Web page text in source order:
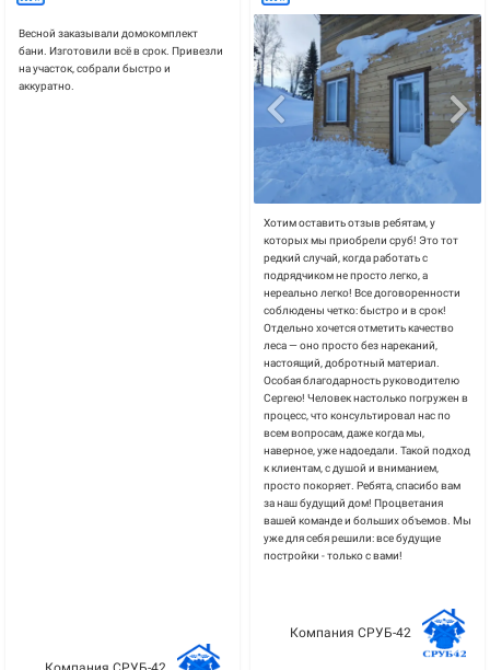
Весной заказывали домокомплект
бани. Изготовили всё в срок. Привезли
на участок, собрали быстро и
аккуратно.
Хотим оставить отзыв ребятам, у
которых мы приобрели сруб! Это тот
редкий случай, когда работать с
подрядчиком не просто легко, а
нереально легко! Все договоренности
соблюдены четко: быстро и в срок!
Отдельно хочется отметить качество
леса — оно просто без нареканий,
настоящий, добротный материал.
Особая благодарность руководителю
Сергею! Человек настолько погружен в
процесс, что консультировал нас по
всем вопросам, даже когда мы,
наверное, уже надоедали. Такой подход
к клиентам, с душой и вниманием,
просто покоряет. Ребята, спасибо вам
за наш будущий дом! Процветания
вашей команде и больших объемов. Мы
уже для себя решили: все будущие
постройки - только с вами!
Компания СРУБ-42